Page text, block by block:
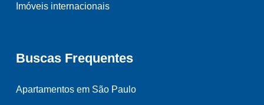
Imóveis internacionais
Buscas Frequentes
Apartamentos em São Paulo